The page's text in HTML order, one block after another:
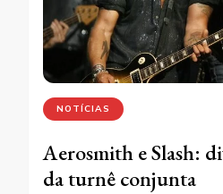
NOTÍCIAS
Aerosmith e Slash:
da turnê conjunta